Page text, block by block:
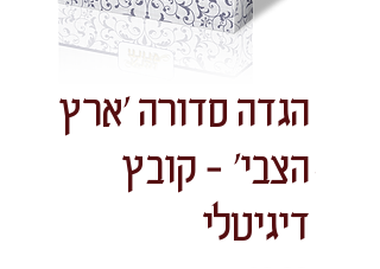
הגדה סדורה 'ארץ
הצבי' - קובץ
דיגיטלי